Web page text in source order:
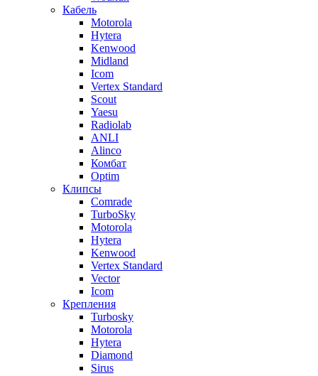
Кабель
Motorola
Hytera
Kenwood
Midland
Icom
Vertex Standard
Scout
Yaesu
Radiolab
ANLI
Alinco
Комбат
Optim
Клипсы
Comrade
TurboSky
Motorola
Hytera
Kenwood
Vertex Standard
Vector
Icom
Крепления
Turbosky
Motorola
Hytera
Diamond
Sirus